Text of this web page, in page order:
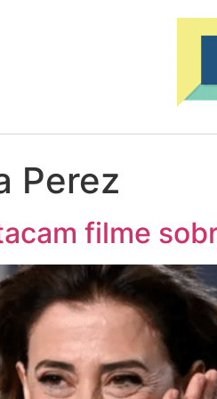
Perez
filme